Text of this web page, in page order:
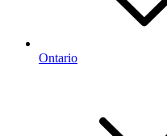
Ontario